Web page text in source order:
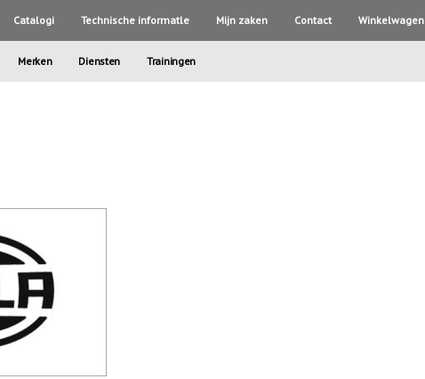
Catalogi Technische informatle Mijn zaken Contact Winkelwagen
Merken Diensten Trainingen